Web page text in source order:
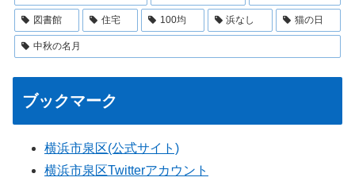
図書館 住宅 100均 浜なし 猫の日
中秋の名月
ブックマーク
横浜市泉区(公式サイト)
横浜市泉区Twitterアカウント